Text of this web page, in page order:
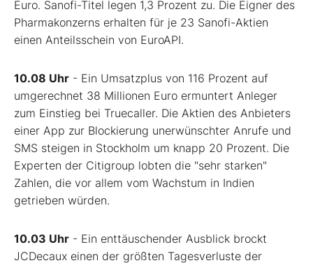
Euro. Sanofi-Titel legen 1,3 Prozent zu. Die Eigner des
Pharmakonzerns erhalten für je 23 Sanofi-Aktien
einen Anteilsschein von EuroAPI.
10.08 Uhr - Ein Umsatzplus von 116 Prozent auf
umgerechnet 38 Millionen Euro ermuntert Anleger
zum Einstieg bei Truecaller. Die Aktien des Anbieters
einer App zur Blockierung unerwünschter Anrufe und
SMS steigen in Stockholm um knapp 20 Prozent. Die
Experten der Citigroup lobten die "sehr starken"
Zahlen, die vor allem vom Wachstum in Indien
getrieben würden.
10.03 Uhr - Ein enttäuschender Ausblick brockt
JCDecaux einen der größten Tagesverluste der